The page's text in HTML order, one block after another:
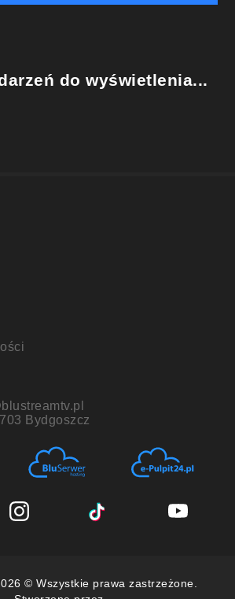
do wyświetlenia...
Bydgoszcz
© Wszystkie prawa zastrzeżone.